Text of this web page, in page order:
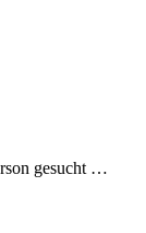
gesucht …